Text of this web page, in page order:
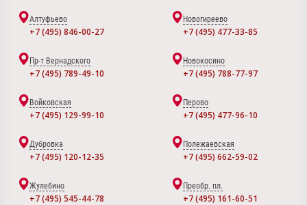
Алтуфьево
+7 (495) 846-00-27
Новогиреево
+7 (495) 477-33-85
Пр-т Вернадского
+7 (495) 789-49-10
Новокосино
+7 (495) 788-77-97
Войковская
+7 (495) 129-99-10
Перово
+7 (495) 477-96-10
Дубровка
+7 (495) 120-12-35
Полежаевская
+7 (495) 662-59-02
Жулебино
+7 (495) 545-44-78
Преобр. пл.
+7 (495) 161-60-51